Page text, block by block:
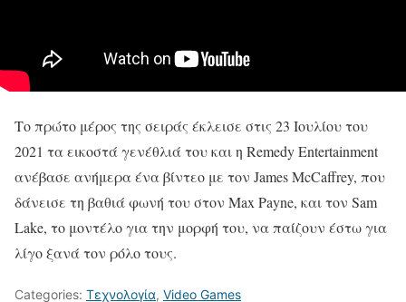
Το πρώτο μέρος της σειράς έκλεισε στις 23 Ιουλίου του
2021 τα εικοστά γενέθλιά του και η Remedy Entertainment
ανέβασε ανήμερα ένα βίντεο με τον James McCaffrey, που
δάνεισε τη βαθιά φωνή του στον Max Payne, και τον Sam
Lake, το μοντέλο για την μορφή του, να παίζουν έστω για
λίγο ξανά τον ρόλο τους.​
Categories: Τεχνολογία, Video Games